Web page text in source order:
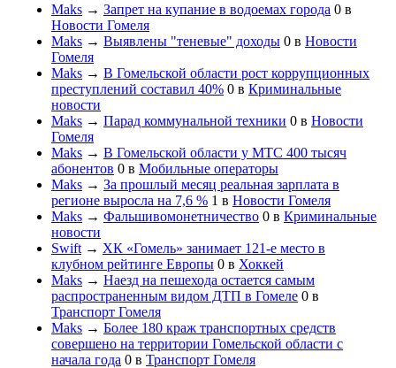
Maks → Запрет на купание в водоемах города 0 в
Новости Гомеля
Maks → Выявлены "теневые" доходы 0 в Новости
Гомеля
Maks → В Гомельской области рост коррупционных
преступлений составил 40% 0 в Криминальные
новости
Maks → Парад коммунальной техники 0 в Новости
Гомеля
Maks → В Гомельской области у МТС 400 тысяч
абонентов 0 в Мобильные операторы
Maks → За прошлый месяц реальная зарплата в
регионе выросла на 7,6 % 1 в Новости Гомеля
Maks → Фальшивомонетничество 0 в Криминальные
новости
Swift → ХК «Гомель» занимает 121-е место в
клубном рейтинге Европы 0 в Хоккей
Maks → Наезд на пешехода остается самым
распространенным видом ДТП в Гомеле 0 в
Транспорт Гомеля
Maks → Более 180 краж транспортных средств
совершено на территории Гомельской области с
начала года 0 в Транспорт Гомеля